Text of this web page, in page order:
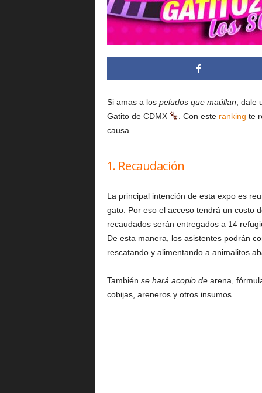
.
Si amas a los peludos que maúllan ,
Gatito de CDMX
. Con este ranking te
causa.
1. Recaudación
La principal intención de esta expo es
gato. Por eso el acceso tendrá un costo
recaudados serán entregados a 14
De esta manera, los asistentes podrán
rescatando y alimentando a animalitos
También se hará acopio dearena,
cobijas, areneros y otros insumos.